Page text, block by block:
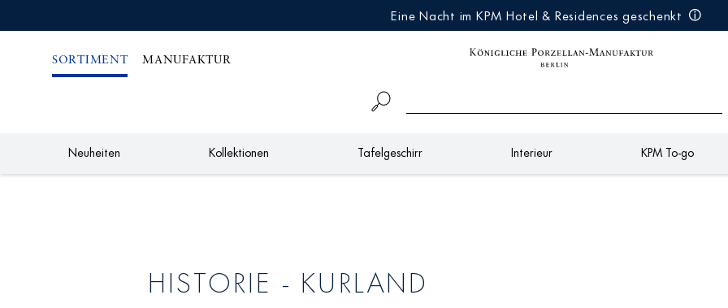
Eine Nacht im KPM Hotel & Residences geschenkt
SORTIMENT MANUFAKTUR
Neuheiten Kollektionen Tafelgeschirr Interieur KPM To-go
HISTORIE - KURLAND